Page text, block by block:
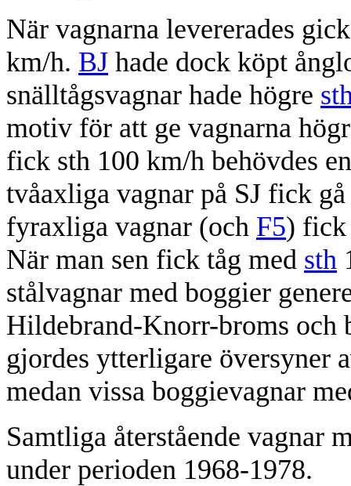
När vagnarna levererades
km/h. BJ hade dock köpt
snälltågsvagnar hade högre
motiv för att ge vagnarna
fick sth 100 km/h behövdes
tvåaxliga vagnar på SJ fick
fyraxliga vagnar (och F5) fick
När man sen fick tåg med sth
stålvagnar med boggier
Hildebrand-Knorr-broms och
gjordes ytterligare översyner
medan vissa boggievagnar
Samtliga återstående vagnar
under perioden 1968-1978.